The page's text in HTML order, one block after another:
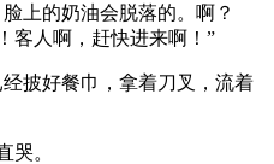
上的奶油会脱落的。啊？
客人啊，赶快进来啊！”
披好餐巾，拿着刀叉，流着
哭。